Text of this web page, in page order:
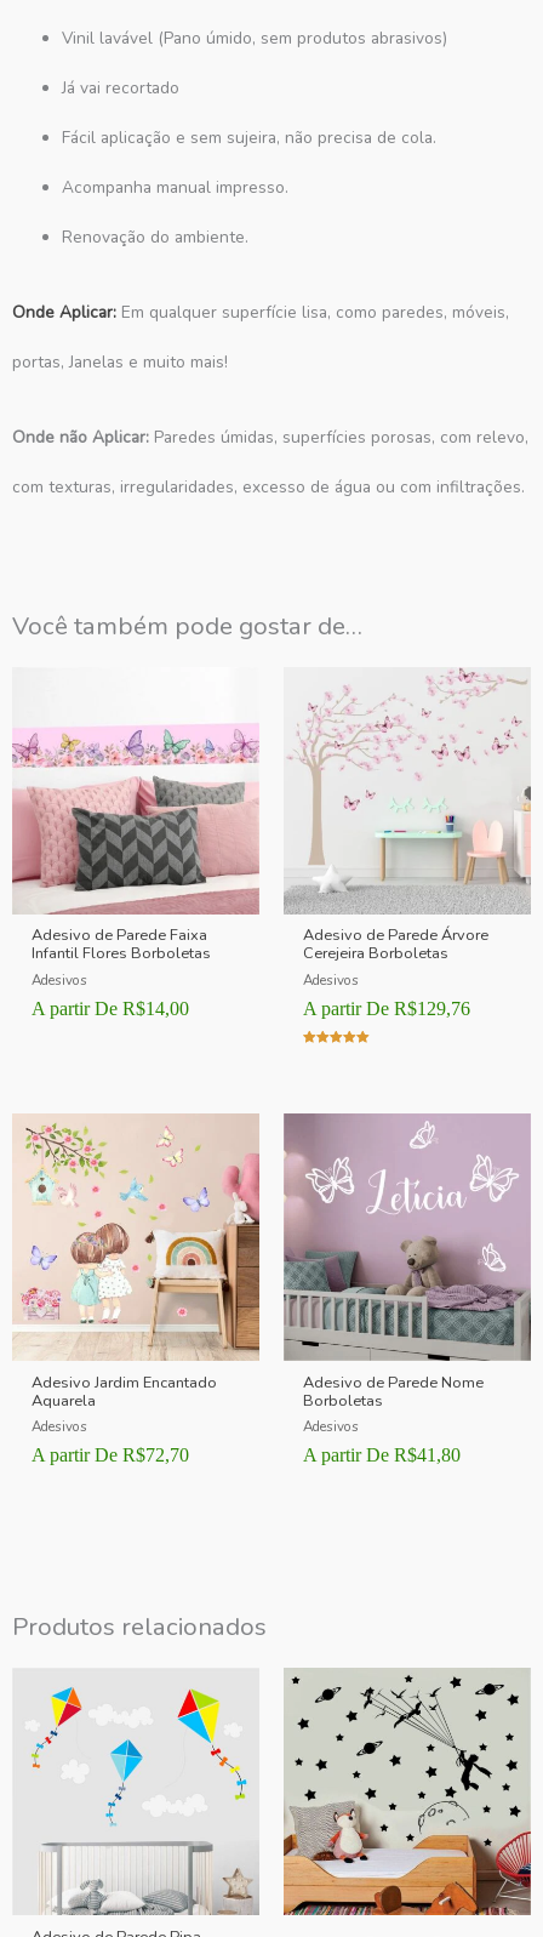
Vinil lavável (Pano úmido, sem produtos abrasivos)
Já vai recortado
Fácil aplicação e sem sujeira, não precisa de cola.
Acompanha manual impresso.
Renovação do ambiente.
Onde Aplicar: Em qualquer superfície lisa, como paredes, móveis,
portas, Janelas e muito mais!
Onde não Aplicar: Paredes úmidas, superfícies porosas, com relevo,
com texturas, irregularidades, excesso de água ou com infiltrações.
Você também pode gostar de…
Adesivo de Parede Faixa
Infantil Flores Borboletas
Adesivos
A partir De R$14,00
Adesivo de Parede Árvore
Cerejeira Borboletas
Adesivos
A partir De R$129,76
Adesivo Jardim Encantado
Aquarela
Adesivos
A partir De R$72,70
Adesivo de Parede Nome
Borboletas
Adesivos
A partir De R$41,80
Produtos relacionados